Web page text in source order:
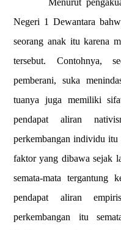
Negeri 1 Dewantara
seorang anak itu karena
tersebut. Contohnya,
pemberani, suka
tuanya juga memiliki
pendapat aliran
perkembangan individu itu
faktor yang dibawa sejak
semata-mata tergantung
pendapat aliran
perkembangan itu